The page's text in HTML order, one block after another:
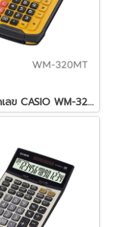
เครื่องคิดเลข CASIO WM-320MT